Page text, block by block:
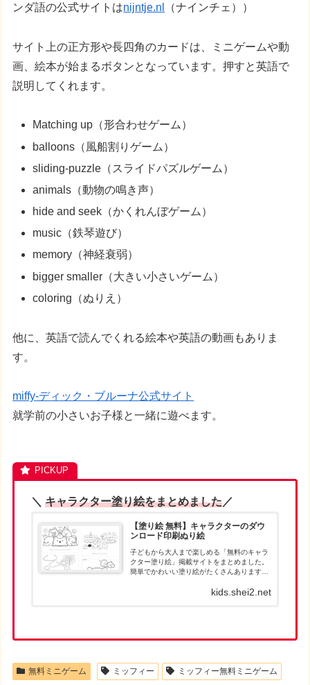
ンダ語の公式サイトはnijntje.nl （ナインチェ））
サイト上の正方形や長四角のカードは、ミニゲームや動
画、絵本が始まるボタンとなっています。押すと英語で
説明してくれます。
Matching up（形合わせゲーム）
balloons（風船割りゲーム）
sliding-puzzle（スライドパズルゲーム）
animals（動物の鳴き声）
hide and seek（かくれんぼゲーム）
music（鉄琴遊び）
memory（神経衰弱）
bigger smaller（大きい小さいゲーム）
coloring（ぬりえ）
他に、英語で読んでくれる絵本や英語の動画もありま
す。
miffy-ディック・ブルーナ公式サイト
就学前の小さいお子様と一緒に遊べます。
＼キャラクター塗り絵をまとめました／
【塗り絵 無料】キャラクターのダウ
ンロード印刷ぬり絵
子どもから大人まで楽しめる「無料のキャラ
クター塗り絵」掲載サイトをまとめました。
簡単でかわいい塗り絵がたくさんあります。
でダウンロードして、印刷して遊んでくださ
kids.shei2.net
無料ミニゲーム ミッフィー ミッフィー無料ミニゲーム